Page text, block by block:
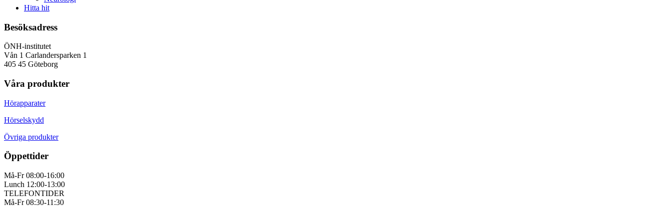
Hitta hit
Besöksadress
ÖNH-institutet
Vån 1 Carlandersparken 1
405 45 Göteborg
Våra produkter
Hörapparater
Hörselskydd
Övriga produkter
Öppettider
Må-Fr 08:00-16:00
Lunch 12:00-13:00
TELEFONTIDER
Må-Fr 08:30-11:30